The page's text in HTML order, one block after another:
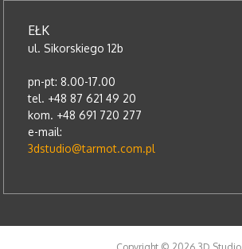
EŁK
ul. Sikorskiego 12b
pn-pt: 8.00-17.00
tel. +48 87 621 49 20
kom. +48 691 720 277
e-mail:
3dstudio@tarmot.com.pl